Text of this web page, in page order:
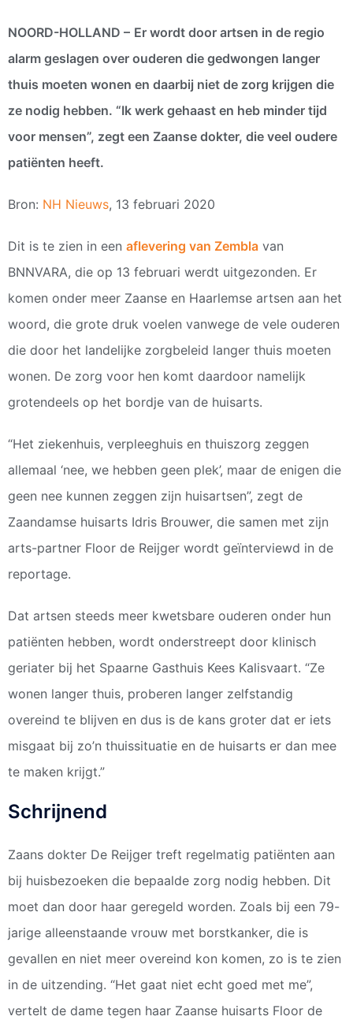
NOORD-HOLLAND – Er wordt door artsen in de regio
alarm geslagen over ouderen die gedwongen langer
thuis moeten wonen en daarbij niet de zorg krijgen die
ze nodig hebben. “Ik werk gehaast en heb minder tijd
voor mensen”, zegt een Zaanse dokter, die veel oudere
patiënten heeft.
Bron: NH Nieuws, 13 februari 2020
Dit is te zien in een aflevering van Zembla van
BNNVARA, die op 13 februari werdt uitgezonden. Er
komen onder meer Zaanse en Haarlemse artsen aan het
woord, die grote druk voelen vanwege de vele ouderen
die door het landelijke zorgbeleid langer thuis moeten
wonen. De zorg voor hen komt daardoor namelijk
grotendeels op het bordje van de huisarts.
“Het ziekenhuis, verpleeghuis en thuiszorg zeggen
allemaal ‘nee, we hebben geen plek’, maar de enigen die
geen nee kunnen zeggen zijn huisartsen”, zegt de
Zaandamse huisarts Idris Brouwer, die samen met zijn
arts-partner Floor de Reijger wordt geïnterviewd in de
reportage.
Dat artsen steeds meer kwetsbare ouderen onder hun
patiënten hebben, wordt onderstreept door klinisch
geriater bij het Spaarne Gasthuis Kees Kalisvaart. “Ze
wonen langer thuis, proberen langer zelfstandig
overeind te blijven en dus is de kans groter dat er iets
misgaat bij zo’n thuissituatie en de huisarts er dan mee
te maken krijgt.”
Schrijnend
Zaans dokter De Reijger treft regelmatig patiënten aan
bij huisbezoeken die bepaalde zorg nodig hebben. Dit
moet dan door haar geregeld worden. Zoals bij een 79-
jarige alleenstaande vrouw met borstkanker, die is
gevallen en niet meer overeind kon komen, zo is te zien
in de uitzending. “Het gaat niet echt goed met me”,
vertelt de dame tegen haar Zaanse huisarts Floor de